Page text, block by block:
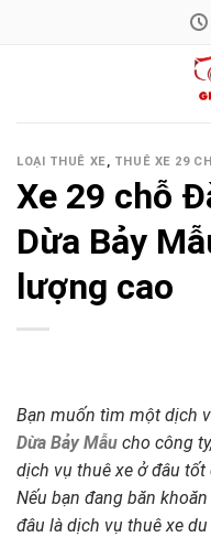
LOẠI THUÊ XE, THUÊ XE 29
Xe 29 chỗ
Dừa Bảy
lượng cao
Bạn muốn tìm một dịch
Dừa Bảy Mẫu cho công
dịch vụ thuê xe ở đâu
Nếu bạn đang băn
đâu là dịch vụ thuê xe